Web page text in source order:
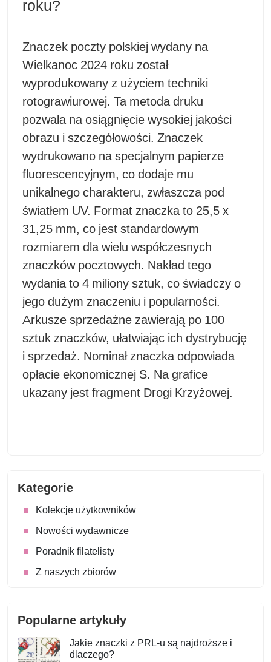
roku?
Znaczek poczty polskiej wydany na
Wielkanoc 2024 roku został
wyprodukowany z użyciem techniki
rotograwiurowej. Ta metoda druku
pozwala na osiągnięcie wysokiej jakości
obrazu i szczegółowości. Znaczek
wydrukowano na specjalnym papierze
fluorescencyjnym, co dodaje mu
unikalnego charakteru, zwłaszcza pod
światłem UV. Format znaczka to 25,5 x
31,25 mm, co jest standardowym
rozmiarem dla wielu współczesnych
znaczków pocztowych. Nakład tego
wydania to 4 miliony sztuk, co świadczy o
jego dużym znaczeniu i popularności.
Arkusze sprzedażne zawierają po 100
sztuk znaczków, ułatwiając ich dystrybucję
i sprzedaż. Nominał znaczka odpowiada
opłacie ekonomicznej S. Na grafice
ukazany jest fragment Drogi Krzyżowej.
Kategorie
Kolekcje użytkowników
Nowości wydawnicze
Poradnik filatelisty
Z naszych zbiorów
Popularne artykuły
Jakie znaczki z PRL-u są najdroższe i
dlaczego?